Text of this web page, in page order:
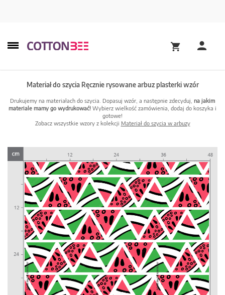
Materiał do szycia Ręcznie rysowane arbuz plasterki wzór
Drukujemy na materiałach do szycia. Dopasuj wzór, a następnie zdecyduj, na jakim
materiale mamy go wydrukować! Wybierz wielkość zamówienia, dodaj do koszyka i
gotowe!
Zobacz wszystkie wzory z kolekcji Materiał do szycia w arbuzy